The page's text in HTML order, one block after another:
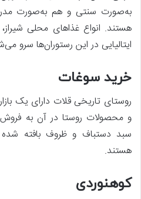
به‌صورت سنتی و هم به‌صورت
هستند. انواع غذاهای محلی
ایتالیایی در این رستوران‌ها سرو
خرید سوغات
روستای تاریخی قلات دارای یک
و محصولات روستا در آن به
سبد دستباف و ظروف بافته شده
هستند.
کوهنوردی